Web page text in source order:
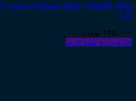
کارا
۱۳۵,۰۰۰ تومان
افزودن به سبد خرید